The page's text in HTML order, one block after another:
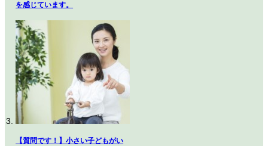
を感じています。
【質問です！】小さい子どもがい